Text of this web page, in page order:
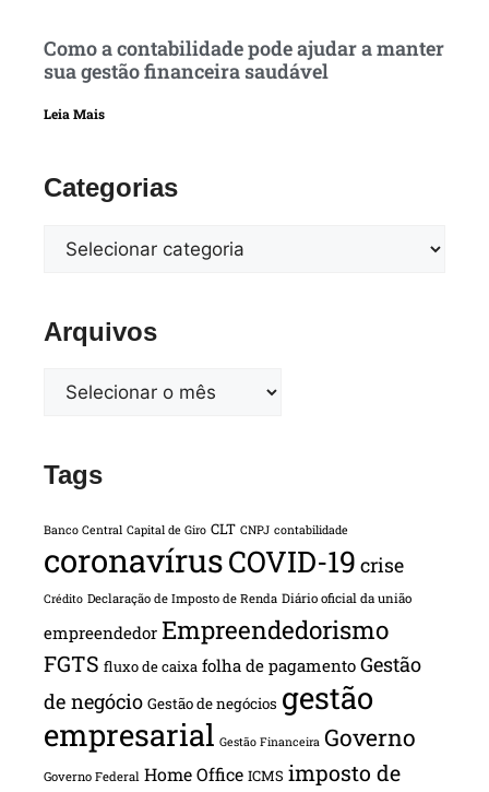
Como a contabilidade pode ajudar a manter
sua gestão financeira saudável
Leia Mais
Categorias
Arquivos
Tags
Banco Central Capital de Giro CLT CNPJ contabilidade
coronavírusCOVID-19 crise
Crédito Declaração de Imposto de Renda Diário oficial da união
empreendedor Empreendedorismo
FGTS fluxo de caixa folha de pagamento Gestão
de negócio Gestão de negócios gestão
empresarial Gestão Financeira Governo
Governo Federal Home Office ICMS imposto de